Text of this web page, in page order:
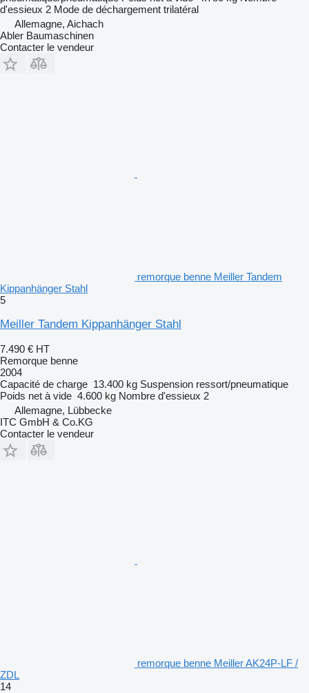
d'essieux 2 Mode de déchargement trilatéral
Allemagne, Aichach
Abler Baumaschinen
Contacter le vendeur
remorque benne Meiller Tandem
Kippanhänger Stahl
5
Meiller Tandem Kippanhänger Stahl
7.490 € HT
Remorque benne
2004
Capacité de charge 13.400 kg Suspension ressort/pneumatique
Poids net à vide 4.600 kg Nombre d'essieux 2
Allemagne, Lübbecke
ITC GmbH & Co.KG
Contacter le vendeur
remorque benne Meiller AK24P-LF /
ZDL
14